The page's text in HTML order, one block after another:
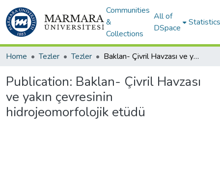
Communities
&
Collections
All of
DSpace
Statistics
Home Tezler Tezler Baklan- Çivril Havzası ve yakın çevresinin hidrojeomorfolojik etüdü
Publication: Baklan- Çivril Havzası
ve yakın çevresinin
hidrojeomorfolojik etüdü